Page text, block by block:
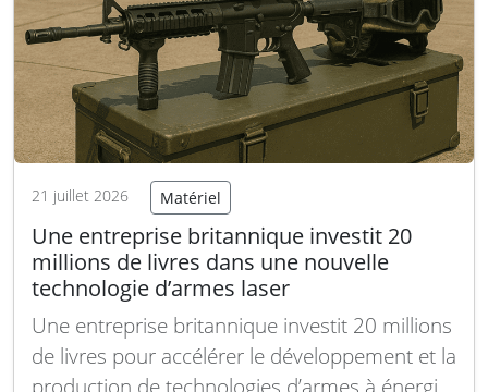
21 juillet 2026 Matériel
Une entreprise britannique investit 20
millions de livres dans une nouvelle
technologie d’armes laser
Une entreprise britannique investit 20 millions
de livres pour accélérer le développement et la
production de technologies d’armes à énergie